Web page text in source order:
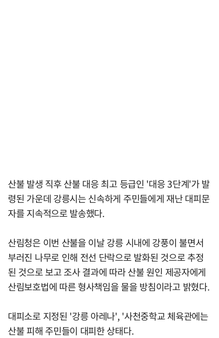
산불 발생 직후 산불 대응 최고 등급인 '대응 3단계'가 발
령된 가운데 강릉시는 신속하게 주민들에게 재난 대피문
자를 지속적으로 발송했다.
산림청은 이번 산불을 이날 강릉 시내에 강풍이 불면서
부러진 나무로 인해 전선 단락으로 발화된 것으로 추정
된 것으로 보고 조사 결과에 따라 산불 원인 제공자에게
산림보호법에 따른 형사책임을 물을 방침이라고 밝혔다.
대피소로 지정된 '강릉 아레나', '사천중학교 체육관에는
산불 피해 주민들이 대피한 상태다.